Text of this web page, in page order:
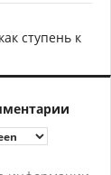
ступень к